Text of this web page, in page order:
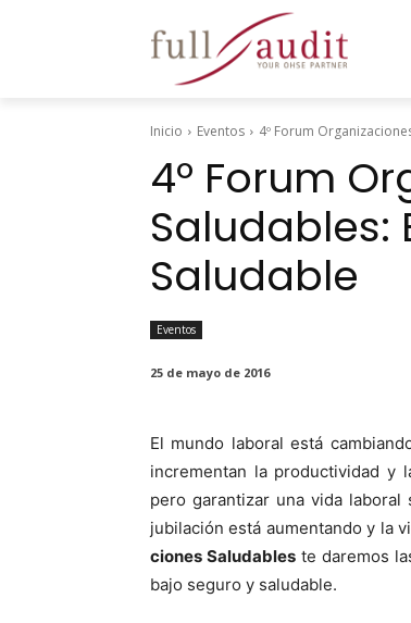
Inicio Eventos 4º Forum
4º Forum
Saludables:
Saludable
Eventos
25 de mayo de 2016
El mun­do lab­o­ral está
incre­men­tan la pro­duc­tivi­dad y
pero garan­ti­zar una vida
jubi­lación está aumen­tan­do y la
ciones Salud­ables te dare­mos
ba­jo seguro y salud­able.